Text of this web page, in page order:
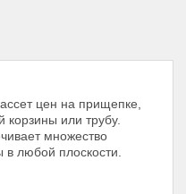
цен на прищепке,
корзины или трубу.
множество
в любой плоскости.